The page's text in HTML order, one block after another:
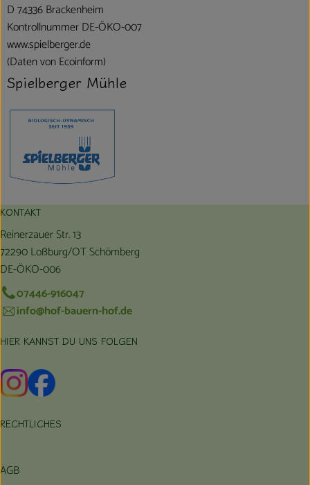
D 74336 Brackenheim
Kontrollnummer DE-ÖKO-007
www.spielberger.de
(Daten von Ecoinform)
Spielberger Mühle
KONTAKT
Reinerzauer Str. 13
72290 Loßburg/OT Schömberg
DE-ÖKO-006
07446-916047
info@hof-bauern-hof.de
HIER KANNST DU UNS FOLGEN
Externer Link zu https://www.instagram.com/hofbauernhof/
Externer Link zu https://www.facebook.com/
RECHTLICHES
AGB